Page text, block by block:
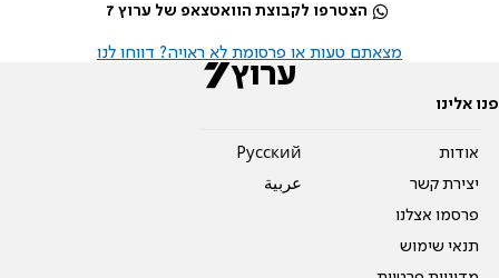
הצטרפו לקבוצת הוואטצאפ של ערוץ 7
מצאתם טעות או פרסומת לא ראויה? דווחו לנו
פנו אלינו
אודות
יצירת קשר
פרסמו אצלנו
תנאי שימוש
Pусский
عربية